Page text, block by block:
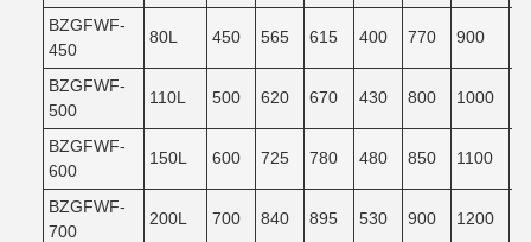
BZGFWF-
450
80L 450 565 615 400 770 900
BZGFWF-
500
110L 500 620 670 430 800 1000
BZGFWF-
600
150L 600 725 780 480 850 1100
BZGFWF-
700
200L 700 840 895 530 900 1200